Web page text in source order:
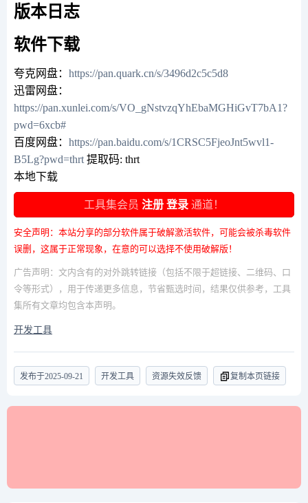
版本日志
软件下载
夸克网盘： https://pan.quark.cn/s/3496d2c5c5d8
迅雷网盘：
https://pan.xunlei.com/s/VO_gNstvzqYhEbaMGHiGvT7bA1?
pwd=6xcb#
百度网盘： https://pan.baidu.com/s/1CRSC5FjeoJnt5wvl1-
B5Lg?pwd=thrt 提取码: thrt
本地下载
工具集会员 注册 登录 通道！
安全声明：本站分享的部分软件属于破解激活软件，可能会被杀毒软件
误删，这属于正常现象，在意的可以选择不使用破解版！
广告声明：文内含有的对外跳转链接（包括不限于超链接、二维码、口
令等形式），用于传递更多信息，节省甄选时间，结果仅供参考，工具
集所有文章均包含本声明。
开发工具
发布于2025-09-21 开发工具 资源失效反馈 复制本页链接